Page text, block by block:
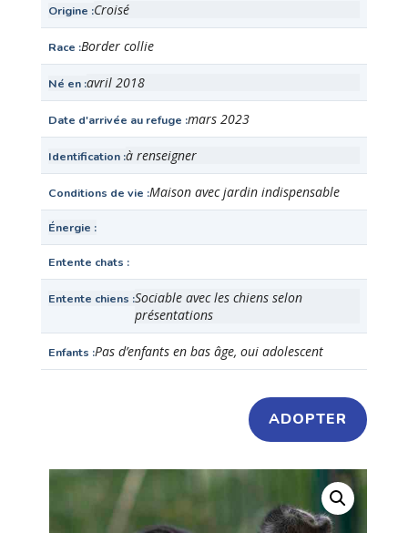
Origine Croisé
Race Border collie
Né en avril 2018
Date d'arrivée au refuge mars 2023
Identification à renseigner
Conditions de vie Maison avec jardin indispensable
Énergie
Entente chats
Entente chiens Sociable avec les chiens selon
présentations
Enfants Pas d’enfants en bas âge, oui adolescent
ADOPTER